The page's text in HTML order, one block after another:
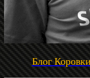
Блог